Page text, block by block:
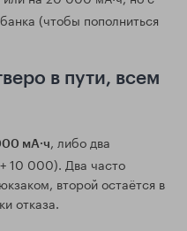
(чтобы пополниться
в пути, всем
мА·ч, либо два
10 000). Два часто
второй остаётся в
отказа.